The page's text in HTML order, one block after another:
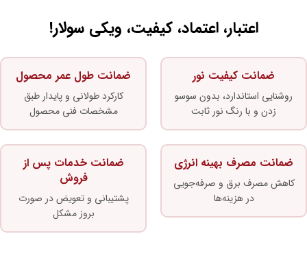
اعتبار، اعتماد، کیفیت، ویکی سولار!
ضمانت کیفیت نور
روشنایی استاندارد، بدون سوسو
زدن و با رنگ نور ثابت
ضمانت طول عمر محصول
کارکرد طولانی و پایدار طبق
مشخصات فنی محصول
ضمانت مصرف بهینه انرژی
کاهش مصرف برق و صرفه‌جویی
در هزینه‌ها
ضمانت خدمات پس از
فروش
پشتیبانی و تعویض در صورت
بروز مشکل